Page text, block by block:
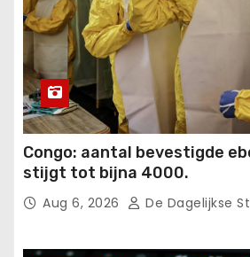
Congo: aantal bevestigde
stijgt tot bijna 4000.
Aug 6, 2026 De Dagelijkse